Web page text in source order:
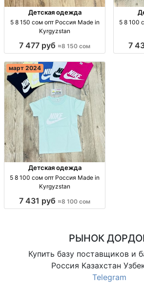
Детская одежда
5 8 150 сом опт Россия Made in
Kyrgyzstan
7 477 руб ≈8 150 сом
5 8 100 сом опт
7
март 2024
Детская одежда
5 8 100 сом опт Россия Made in
Kyrgyzstan
7 431 руб ≈8 100 сом
РЫНОК
Купить базу поставщиков и
Россия Казахстан
Telegram